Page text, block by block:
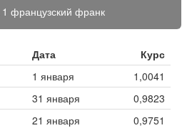
1 французский франк
Дата
Курс
1 января
1,0041
31 января
0,9823
21 января
0,9751